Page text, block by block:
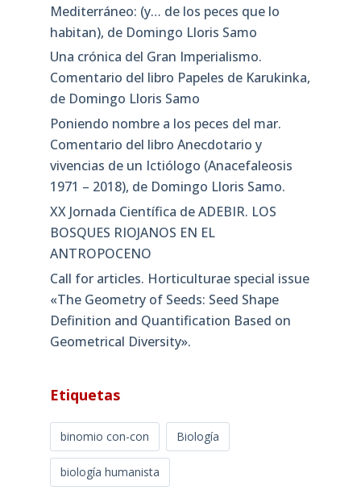
Mediterráneo: (y… de los peces que lo
habitan), de Domingo Lloris Samo
Una crónica del Gran Imperialismo.
Comentario del libro Papeles de Karukinka,
de Domingo Lloris Samo
Poniendo nombre a los peces del mar.
Comentario del libro Anecdotario y
vivencias de un Ictiólogo (Anacefaleosis
1971 – 2018), de Domingo Lloris Samo.
XX Jornada Científica de ADEBIR. LOS
BOSQUES RIOJANOS EN EL
ANTROPOCENO
Call for articles. Horticulturae special issue
«The Geometry of Seeds: Seed Shape
Definition and Quantification Based on
Geometrical Diversity»​.
Etiquetas
binomio con-con Biología
biología humanista